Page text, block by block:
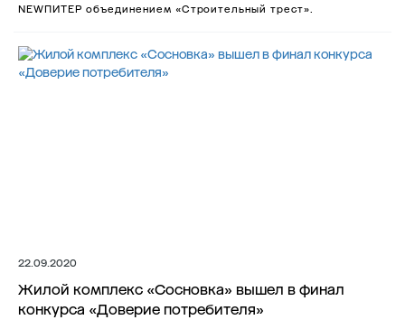
NEWПИТЕР объединением «Строительный трест».
22.09.2020
Жилой комплекс «Сосновка» вышел в финал
конкурса «Доверие потребителя»